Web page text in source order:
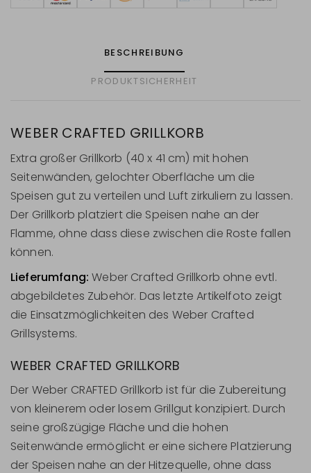
BESCHREIBUNG
PRODUKTSICHERHEIT
WEBER CRAFTED GRILLKORB
Extra großer Grillkorb (40 x 41 cm) mit hohen
Seitenwänden, gelochter Oberfläche um die
Speisen gut zu verteilen und Luft zirkuliern zu lassen.
Der Grillkorb platziert die Speisen nahe an der
Flamme, ohne dass diese zwischen die Roste fallen
können.
Lieferumfang: Weber Crafted Grillkorb ohne evtl.
abgebildetes Zubehör. Das letzte Artikelfoto zeigt
die Einsatzmöglichkeiten des Weber Crafted
Grillsystems.
WEBER CRAFTED GRILLKORB
Der Weber CRAFTED Grillkorb ist für die Zubereitung
von kleinerem oder losem Grillgut konzipiert. Durch
seine großzügige Fläche und die hohen
Seitenwände ermöglicht er eine sichere Platzierung
der Speisen nahe an der Hitzequelle, ohne dass